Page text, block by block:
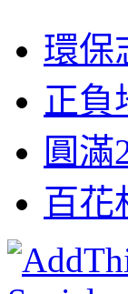
環保
正負
圓
百花